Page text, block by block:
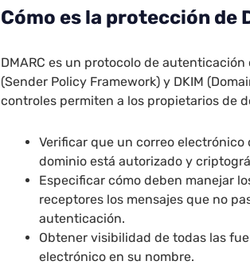
Cómo es la protección de
DMARC es un protocolo de autenticación
(Sender Policy Framework) y DKIM
controles permiten a los propietarios de
Verificar que un correo electrónico
dominio está autorizado y
Especificar cómo deben manejar
receptores los mensajes que no
autenticación.
Obtener visibilidad de todas las
electrónico en su nombre.